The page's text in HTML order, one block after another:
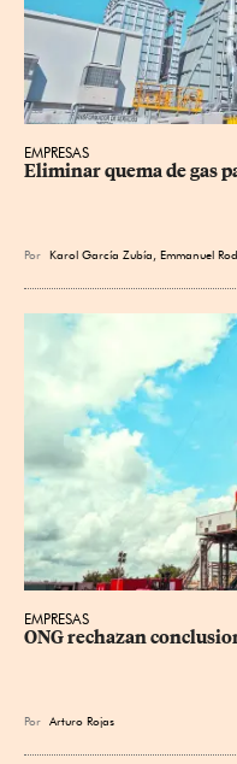
EMPRESAS
Eliminar quema de gas
Por Karol García Zubía Emmanuel
EMPRESAS
ONG rechazan
Por Arturo Rojas